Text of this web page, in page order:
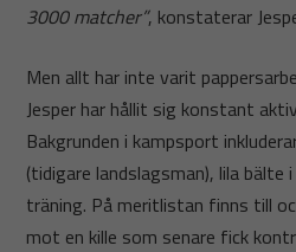
3000 matcher”, konstaterar
Men allt har inte varit
Jesper har hållit sig konstant
Bakgrunden i kampsport
(tidigare landslagsman), lila bälte
träning. På meritlistan finns till
mot en kille som senare fick